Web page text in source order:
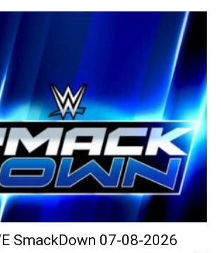
SmackDown 07-08-2026